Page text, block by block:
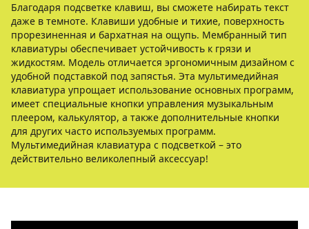
Благодаря подсветке клавиш, вы сможете набирать текст
даже в темноте. Клавиши удобные и тихие, поверхность
прорезиненная и бархатная на ощупь. Мембранный тип
клавиатуры обеспечивает устойчивость к грязи и
жидкостям. Модель отличается эргономичным дизайном с
удобной подставкой под запястья. Эта мультимедийная
клавиатура упрощает использование основных программ,
имеет специальные кнопки управления музыкальным
плеером, калькулятор, а также дополнительные кнопки
для других часто используемых программ.
Мультимедийная клавиатура с подсветкой – это
действительно великолепный аксессуар!